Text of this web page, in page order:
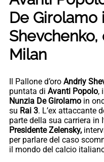
De Girolamo
Milan
Il Pallone d’oro Andriy
puntata di Avanti Popolo,
Nunzia De Girolamo in
su Rai 3. L’ex attaccante
parte della sua carriera in
Presidente Zelensky,
per parlare del caso
il mondo del calcio